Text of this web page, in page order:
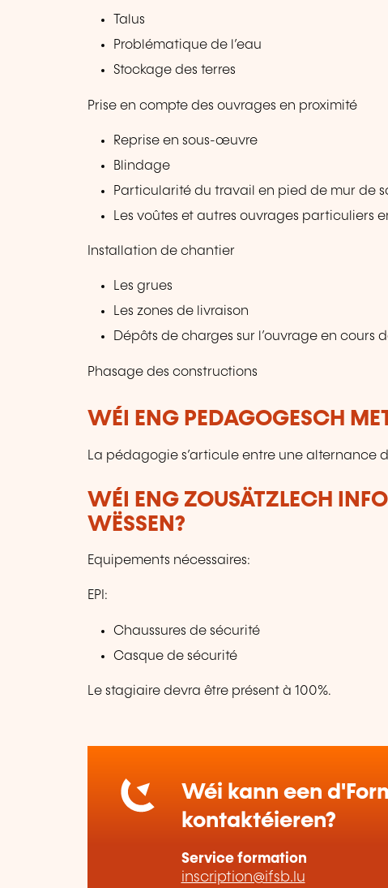
Talus
Problématique de l’eau
Stockage des terres
Prise en compte des ouvrages en proximité
Reprise en sous-œuvre
Blindage
Particularité du travail en pied de mur de
Les voûtes et autres ouvrages particuliers
Installation de chantier
Les grues
Les zones de livraison
Dépôts de charges sur l’ouvrage en cours
Phasage des constructions
WÉI ENG PEDAGOGESCH
La pédagogie s’articule entre une alternance
WÉI ENG ZOUSÄTZLECH
WËSSEN?
Equipements nécessaires:
EPI:
Chaussures de sécurité
Casque de sécurité
Le stagiaire devra être présent à 100%.
Wéi kann een
kontaktéieren?
Service formation
inscription@ifsb.lu